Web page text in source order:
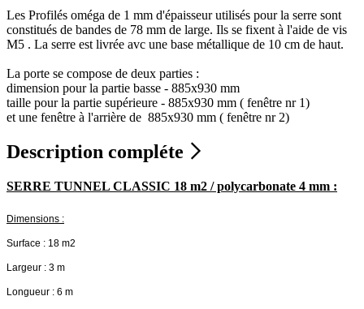
Les Profilés oméga de 1 mm d'épaisseur utilisés pour la serre sont
constitués de bandes de 78 mm de large. Ils se fixent à l'aide de vis
M5 . La serre est livrée avc une base métallique de 10 cm de haut.
La porte se compose de deux parties :
dimension pour la partie basse - 885x930 mm
taille pour la partie supérieure - 885x930 mm ( fenêtre nr 1)
et une fenêtre à l'arrière de 885x930 mm ( fenêtre nr 2)
Description compléte
SERRE TUNNEL CLASSIC 18 m2 / polycarbonate 4 mm :
Dimensions :
Surface : 18 m2
Largeur : 3 m
Longueur : 6 m